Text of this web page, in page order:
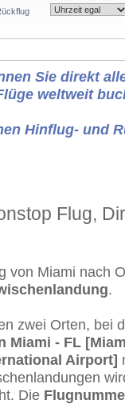
Sie direkt
weltweit
Hinflug- und
Flug,
von Miami nach
.
zwei Orten, bei
Miami - FL
Airport]
Die